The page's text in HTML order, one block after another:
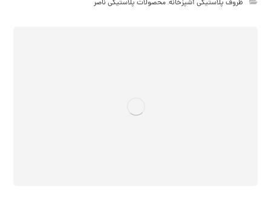
ظروف پلاستیکی آشپزخانه,محصولات پلاستیکی ناصر